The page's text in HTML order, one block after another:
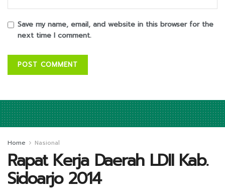
Save my name, email, and website in this browser for the
next time I comment.
Home Nasional
Rapat Kerja Daerah LDII Kab.
Sidoarjo 2014